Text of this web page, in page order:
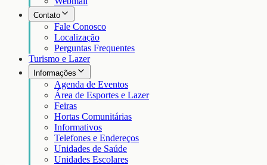
Contato
Fale Conosco
Localização
Perguntas Frequentes
Turismo e Lazer
Informações
Agenda de Eventos
Área de Esportes e Lazer
Feiras
Hortas Comunitárias
Informativos
Telefones e Endereços
Unidades de Saúde
Unidades Escolares